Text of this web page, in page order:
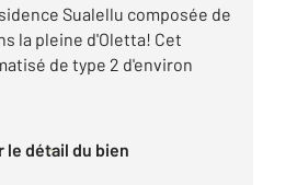
Sualellu composée de
la pleine d'Oletta! Cet
de type 2 d'environ
le détail du bien